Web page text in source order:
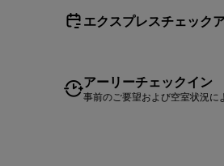
エクスプレスチェック
アーリーチェックイン
事前のご要望および空室状況に